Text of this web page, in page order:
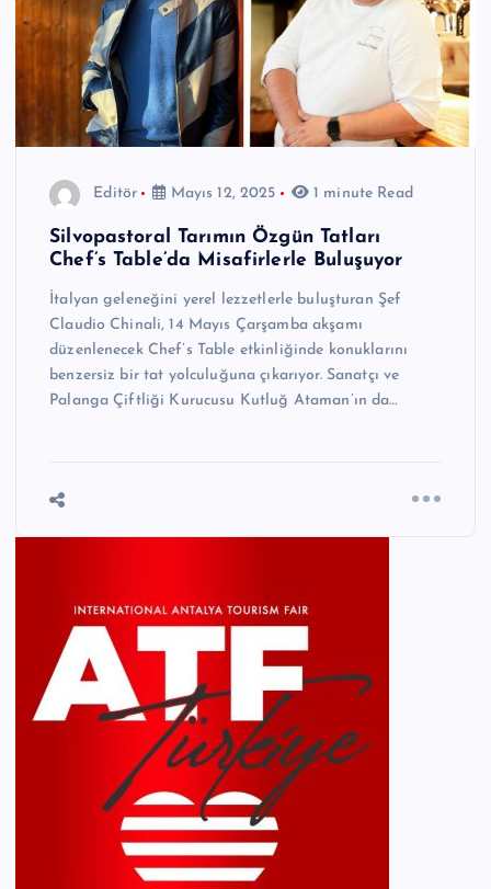
Editör Mayıs 12, 2025 1 minute Read
Silvopastoral Tarımın Özgün Tatları
Chef’s Table’da Misafirlerle Buluşuyor
İtalyan geleneğini yerel lezzetlerle buluşturan Şef
Claudio Chinali, 14 Mayıs Çarşamba akşamı
düzenlenecek Chef’s Table etkinliğinde konuklarını
benzersiz bir tat yolculuğuna çıkarıyor. Sanatçı ve
Palanga Çiftliği Kurucusu Kutluğ Ataman’ın da…